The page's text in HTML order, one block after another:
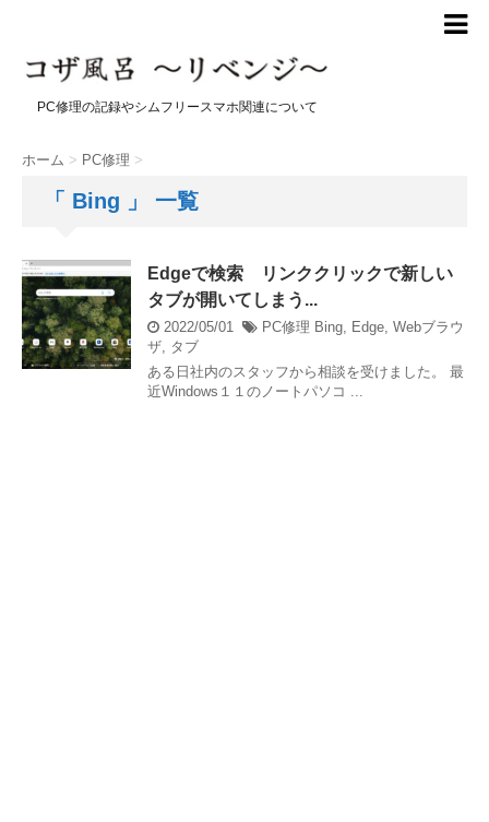
PC修理の記録やシムフリースマホ関連について
ホーム > PC修理 >
「 Bing 」 一覧
Edgeで検索 リンククリックで新しい
タブが開いてしまう...
2022/05/01 PC修理 Bing, Edge, Webブラウ
ザ, タブ
ある日社内のスタッフから相談を受けました。 最
近Windows１１のノートパソコ ...